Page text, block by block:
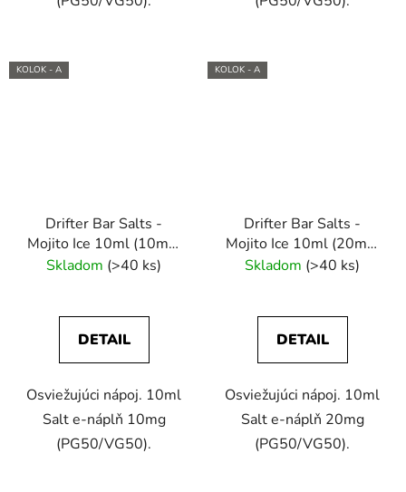
KOLOK - A
Drifter Bar Salts -
Mojito Ice 10ml (10mg)
e-liquid
Skladom (>40 ks)
DETAIL
Osviežujúci nápoj. 10ml
Salt e-náplň 10mg
(PG50/VG50).
KOLOK - A
Drifter Bar Salts -
Mojito Ice 10ml (20mg)
e-liquid
Skladom (>40 ks)
DETAIL
Osviežujúci nápoj. 10ml
Salt e-náplň 20mg
(PG50/VG50).